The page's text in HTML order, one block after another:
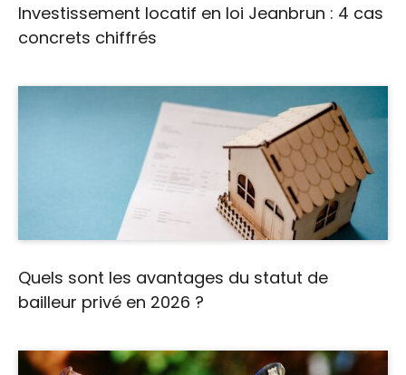
Investissement locatif en loi Jeanbrun : 4 cas
concrets chiffrés
Quels sont les avantages du statut de
bailleur privé en 2026 ?